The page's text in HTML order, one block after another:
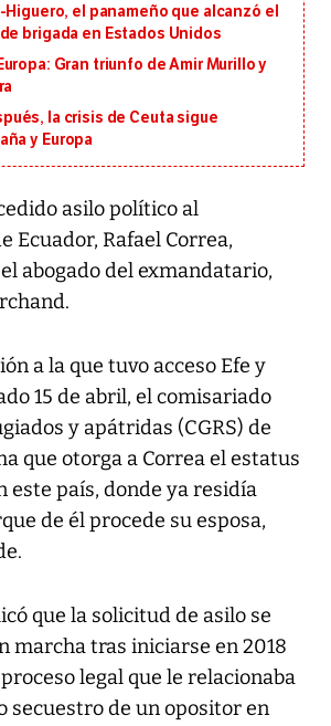
el panameño que alcanzó el
brigada en Estados Unidos
Gran triunfo de Amir Murillo y
la crisis de Ceuta sigue
y Europa
asilo político al
Ecuador, Rafael Correa,
abogado del exmandatario,
a la que tuvo acceso Efe y
15 de abril, el comisariado
y apátridas (CGRS) de
que otorga a Correa el estatus
este país, donde ya residía
de él procede su esposa,
que la solicitud de asilo se
marcha tras iniciarse en 2018
legal que le relacionaba
secuestro de un opositor en